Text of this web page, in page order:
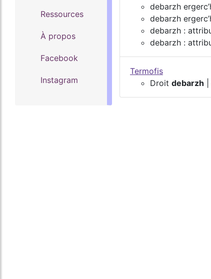
Ressources
À propos
Facebook
Instagram
debarzh
debarzh
debarzh :
debarzh :
Termofis
Droit debarzh